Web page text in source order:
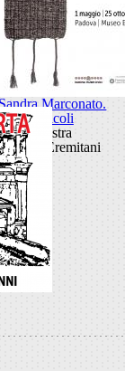
Sandra Marconato.
Oracoli
Mostra
Museo Eremitani